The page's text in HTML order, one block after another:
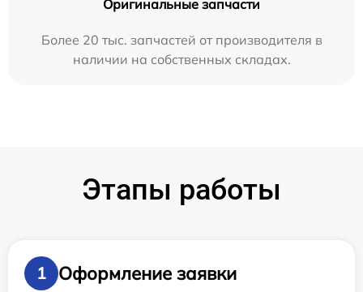
Оригинальные запчасти
Более 20 тыс. запчастей от производителя в
наличии на собственных складах.
Этапы работы
1
Оформление заявки